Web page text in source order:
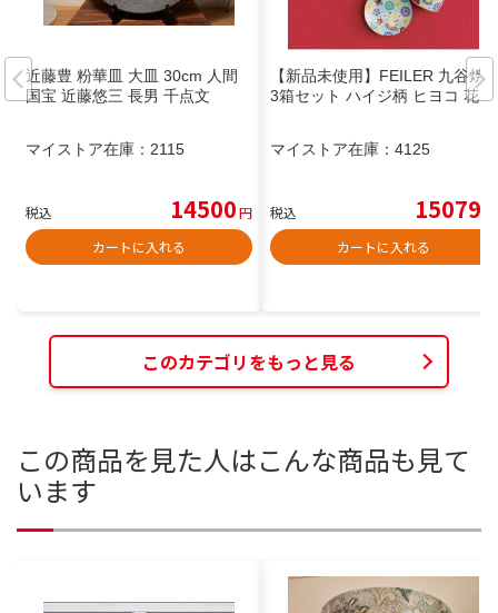
近藤豊 粉華皿 大皿 30cm 人間
国宝 近藤悠三 長男 千点文
マイストア在庫： 2115
税込 14500円
カートに入れる
【新品未使用】FEILER 九谷焼
3箱セット ハイジ柄 ヒヨコ 花
マイストア在庫： 4125
税込 15079
カートに入れる
このカテゴリをもっと見る
この商品を見た人はこんな商品も見て
います